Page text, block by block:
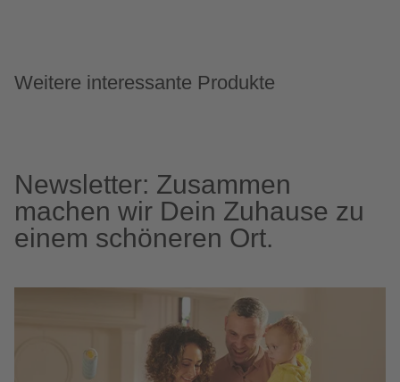
Weitere interessante Produkte
Newsletter: Zusammen
machen wir Dein Zuhause zu
einem schöneren Ort.